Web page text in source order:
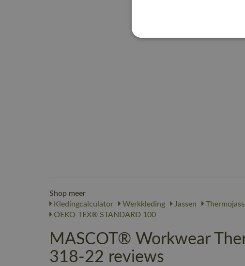
Shop meer
Kledingcalculator
Werkkleding Jassen
OEKO-TEX® STANDARD 100
MASCOT® Workwear
318-22 reviews